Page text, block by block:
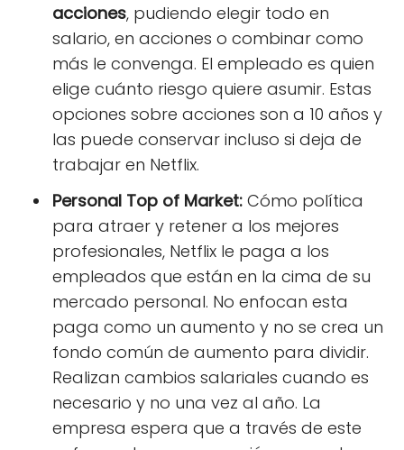
acciones, pudiendo elegir todo en
salario, en acciones o combinar como
más le convenga. El empleado es quien
elige cuánto riesgo quiere asumir. Estas
opciones sobre acciones son a 10 años y
las puede conservar incluso si deja de
trabajar en Netflix.
Personal Top of Market: Cómo política
para atraer y retener a los mejores
profesionales, Netflix le paga a los
empleados que están en la cima de su
mercado personal. No enfocan esta
paga como un aumento y no se crea un
fondo común de aumento para dividir.
Realizan cambios salariales cuando es
necesario y no una vez al año. La
empresa espera que a través de este